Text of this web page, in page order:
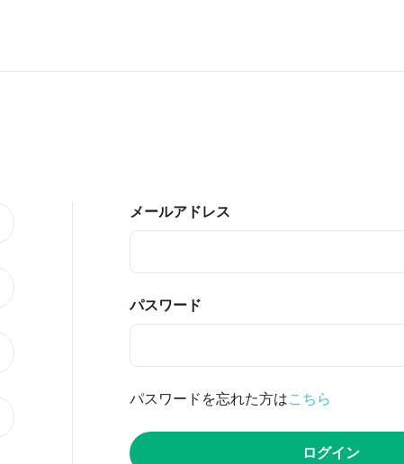
メールアドレス
パスワード
パスワードを忘れた方はこちら
ログイン